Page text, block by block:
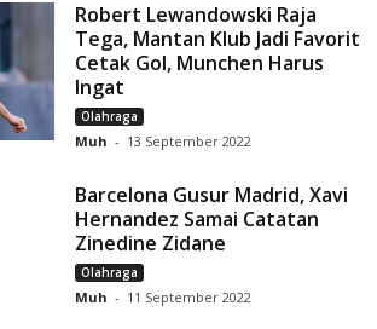
Robert Lewandowski Raja
Tega, Mantan Klub Jadi Favorit
Cetak Gol, Munchen Harus
Ingat
Olahraga
Muh - 13 September 2022
Barcelona Gusur Madrid, Xavi
Hernandez Samai Catatan
Zinedine Zidane
Olahraga
Muh - 11 September 2022